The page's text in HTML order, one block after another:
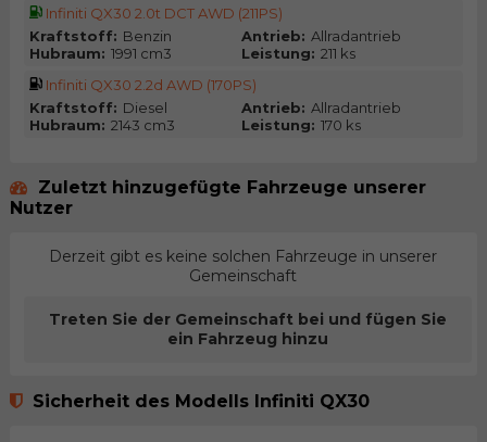
Infiniti QX30 2.0t DCT AWD (211PS)
Kraftstoff: Benzin Antrieb: Allradantrieb
Hubraum: 1991 cm3 Leistung: 211 ks
Infiniti QX30 2.2d AWD (170PS)
Kraftstoff: Diesel Antrieb: Allradantrieb
Hubraum: 2143 cm3 Leistung: 170 ks
Zuletzt hinzugefügte Fahrzeuge unserer
Nutzer
Derzeit gibt es keine solchen Fahrzeuge in unserer
Gemeinschaft
Treten Sie der Gemeinschaft bei und fügen Sie
ein Fahrzeug hinzu
Sicherheit des Modells Infiniti QX30